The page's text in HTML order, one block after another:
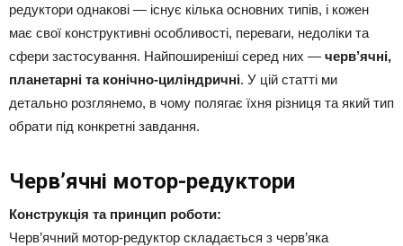
редуктори однакові — існує кілька основних типів, і кожен
має свої конструктивні особливості, переваги, недоліки та
сфери застосування. Найпоширеніші серед них — черв’ячні,
планетарні та конічно-циліндричні. У цій статті ми
детально розглянемо, в чому полягає їхня різниця та який тип
обрати під конкретні завдання.
Черв’ячні мотор-редуктори
Конструкція та принцип роботи:
Черв’ячний мотор-редуктор складається з черв’яка